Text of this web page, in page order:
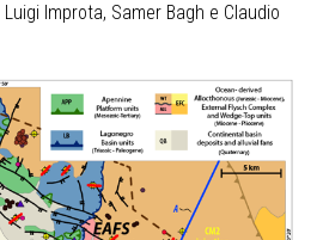
Improta, Samer Bagh e Claudio